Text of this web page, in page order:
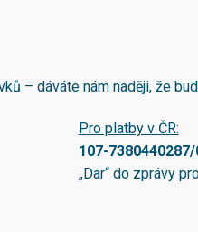
– dáváte nám naději, že
Pro platby v ČR:
107-
„Dar“ do zprávy